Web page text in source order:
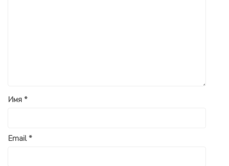
Имя *
Email*